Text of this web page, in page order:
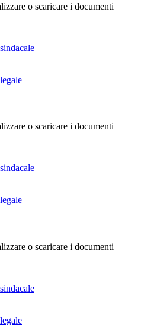
o scaricare i documenti
o scaricare i documenti
o scaricare i documenti